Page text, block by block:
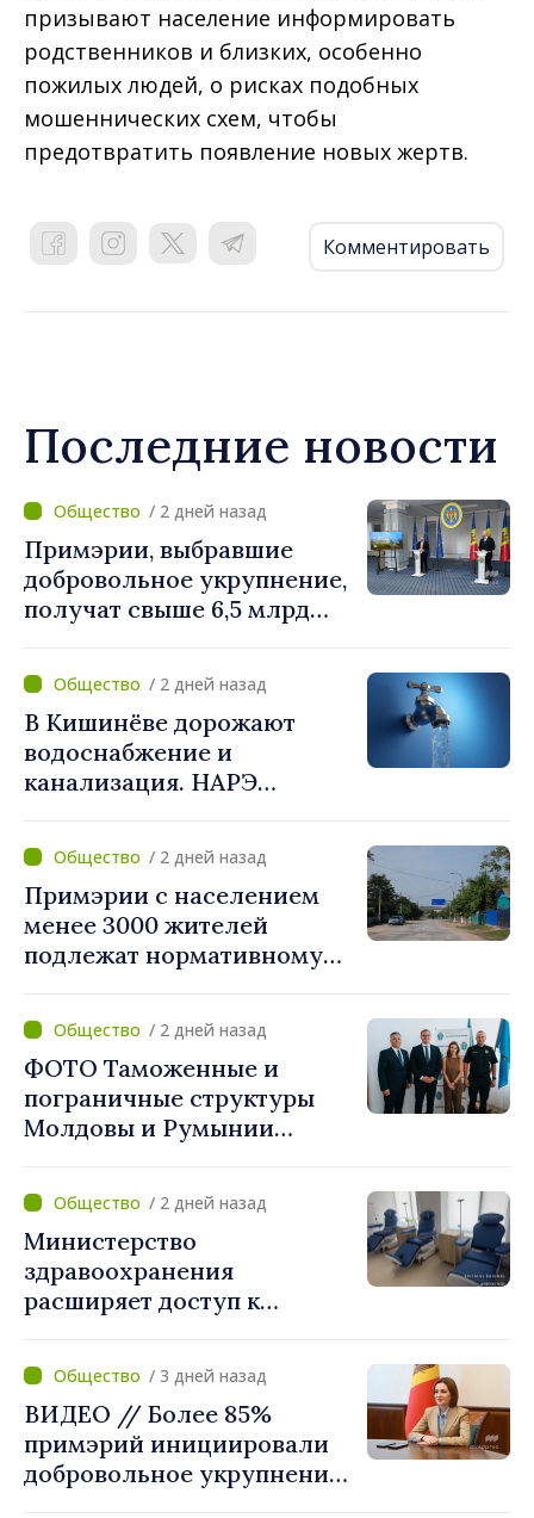
призывают население информировать
родственников и близких, особенно
пожилых людей, о рисках подобных
мошеннических схем, чтобы
предотвратить появление новых жертв.
Комментировать
Последние новости
/ 2 дней назад
Примэрии, выбравшие
добровольное укрупнение,
получат свыше 6,5 млрд
«Правительство
предоставляет примэриям,
которые добровольно
объединяются,
беспрецедентный
/ 2 дней назад
В Кишинёве дорожают
водоснабжение и
канализация. НАРЭ
/ 2 дней назад
Примэрии с населением
менее 3000 жителей
подлежат нормативному
«Реформу нужно
завершить этой осенью»
/ 2 дней назад
ФОТО Таможенные и
пограничные структуры
Молдовы и Румынии
по разгрузке движения на
КПП "Леушены–Албица"
/ 2 дней назад
Министерство
здравоохранения
расширяет доступ к
Новоаненской и Сорокской
районных больницах
/ 3 дней назад
ВИДЕО // Более 85%
примэрий инициировали
добровольное укрупнение.